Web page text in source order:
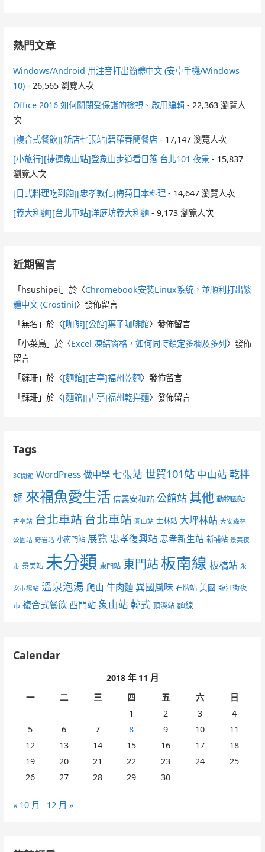
熱門文章
Windows/Android 用注音打出簡體中文 (安卓手機/Windows
10) - 26,565 瀏覽人次
Office 2016 如何關閉受保護的檢視、啟用編輯 - 22,363 瀏覽人
次
[複合式餐飲][新店七張站]碧蘿春簡餐店 - 17,147 瀏覽人次
[小旅行][捷運象山站]登象山步道看日落 台北101 夜景 - 15,837
瀏覽人次
[日式料理吃到飽][忠孝敦化]梅菊日本料理 - 14,647 瀏覽人次
[義大利麵][台北車站]洋庭坊義大利麵 - 9,173 瀏覽人次
近期留言
「hsushipei 」於〈Chromebook安裝Linux系統，並順利打出繁
體中文 (Crostini)〉發佈留言
「無名 」於〈[咖啡][公館]葉子咖啡館〉發佈留言
「小菜鳥 」於〈Excel 凍結窗格，如何同時鎖定多欄及多列〉發佈
留言
「蘇珊 」於〈[麵館][古亭]福州乾麵〉發佈留言
「蘇珊 」於〈[麵館][古亭]福州乾拌麵〉發佈留言
Tags
3C開箱 WordPress 做中學 七張站 世貿101站 中山站 乾拌
麵 來福魚愛生活 信義安和站 公館站 其他 動物園站
古亭站 台北車站 台北車站 圓山站 士林站 大坪林站 大安森林
公園站 奇岩站 小南門站 展覽 忠孝復興站 忠孝新生站 新埔站 景美夜
市 景美站 未分類 東門站 東門站板南線 板橋站 永
安市場站 溫泉泡湯 爬山 牛肉麵 異國風味 石牌站 美國 臨江街夜
市 複合式餐飲 西門站 象山站 韓式 頂溪站 麵線
Calendar
2018 年 11 月
一
二 三 四 五 六
日
1
2 3
4
5
6 7 8 9 10
11
12
13 14 15 16 17
18
19
20 21 22 23 24
25
26
27 28 29 30
« 10 月 12 月 »